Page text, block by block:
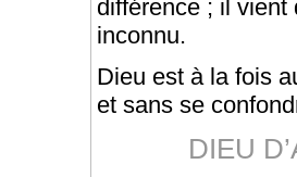
différence ; il vient
inconnu.
Dieu est à la fois
et sans se
DIEU